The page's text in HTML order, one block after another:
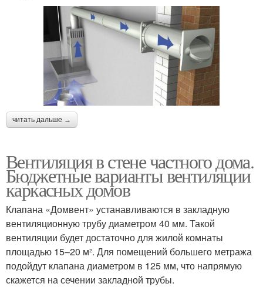
читать дальше →
Вентиляция в стене частного дома.
Бюджетные варианты вентиляции
каркасных домов
Клапана «Домвент» устанавливаются в закладную
вентиляционную трубу диаметром 40 мм. Такой
вентиляции будет достаточно для жилой комнаты
площадью 15–20 м². Для помещений большего метража
подойдут клапана диаметром в 125 мм, что напрямую
скажется на сечении закладной трубы.